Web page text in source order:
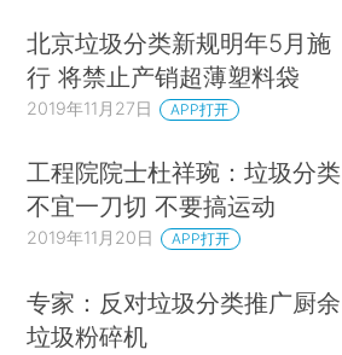
北京垃圾分类新规明年5月施
行 将禁止产销超薄塑料袋
2019年11月27日 APP打开
工程院院士杜祥琬：垃圾分类
不宜一刀切 不要搞运动
2019年11月20日 APP打开
专家：反对垃圾分类推广厨余
垃圾粉碎机